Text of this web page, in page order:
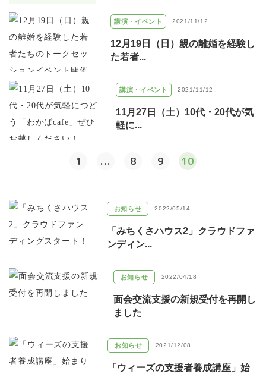
講演・イベント 2021/11/12
12月19日（日）親の離婚を経験し
た若者...
講演・イベント 2021/11/12
11月27日（土）10代・20代が気
軽に...
1 ... 8 9 10
お知らせ 2022/05/14
「みちくさハウス2」クラウドファ
ンディン...
お知らせ 2022/04/18
面会交流支援の新規受付を再開し
ました
お知らせ 2021/12/08
「ウィーズの支援者養成講座」始